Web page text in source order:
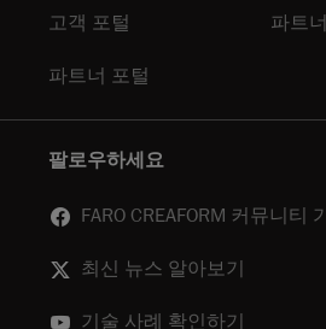
고객 포털 파트
파트너 포털
팔로우하세요
FARO CREAFORM 커뮤니티
최신 뉴스 알아보기
기술 사례 확인하기